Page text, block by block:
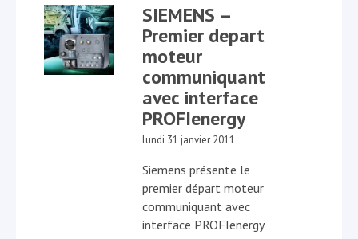
SIEMENS –
Premier depart
moteur
communiquant
avec interface
PROFIenergy
lundi 31 janvier 2011
Siemens présente le
premier départ moteur
communiquant avec
interface PROFIenergy